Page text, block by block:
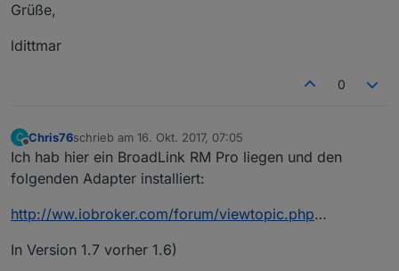
Grüße,
ldittmar
0
C
Offline
Chris76schrieb am 16. Okt. 2017, 07:05
zuletzt editiert von
Ich hab hier ein BroadLink RM Pro liegen und den
folgenden Adapter installiert:
http://ww.iobroker.com/forum/viewtopic.php…
In Version 1.7 vorher 1.6)